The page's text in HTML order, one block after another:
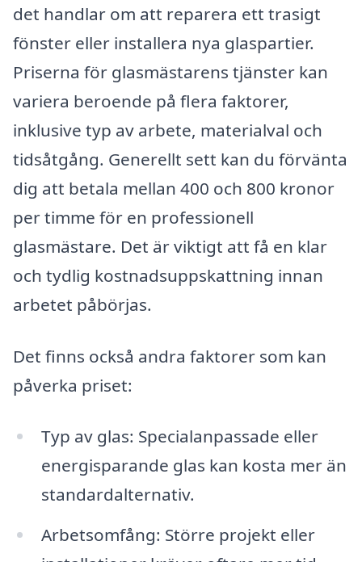
det handlar om att reparera ett trasigt
fönster eller installera nya glaspartier.
Priserna för glasmästarens tjänster kan
variera beroende på flera faktorer,
inklusive typ av arbete, materialval och
tidsåtgång. Generellt sett kan du förvänta
dig att betala mellan 400 och 800 kronor
per timme för en professionell
glasmästare. Det är viktigt att få en klar
och tydlig kostnadsuppskattning innan
arbetet påbörjas.
Det finns också andra faktorer som kan
påverka priset:
Typ av glas: Specialanpassade eller
energisparande glas kan kosta mer än
standardalternativ.
Arbetsomfång: Större projekt eller